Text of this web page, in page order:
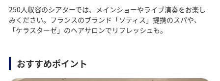
250人収容のシアターでは、メインショーやライブ演奏をお楽し
みください。フランスのブランド「ソティス」提携のスパや、
「ケラスターゼ」のヘアサロンでリフレッシュも。
おすすめポイント